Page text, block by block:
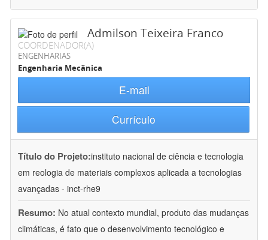
Admilson Teixeira Franco
COORDENADOR(A)
ENGENHARIAS
Engenharia Mecânica
E-mail
Currículo
Título do Projeto:instituto nacional de ciência e tecnologia
em reologia de materiais complexos aplicada a tecnologias
avançadas - inct-rhe9
Resumo: No atual contexto mundial, produto das mudanças
climáticas, é fato que o desenvolvimento tecnológico e